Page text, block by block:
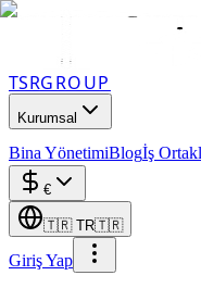
TSRGROUP
Kurumsal
Bina YönetimiBlogİş
€
🇹🇷 TR🇹🇷
Giriş Yap